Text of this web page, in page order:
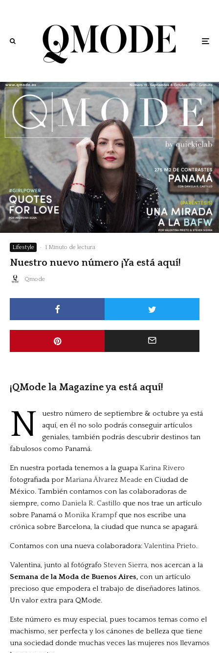
Lifestyle · 1 Minuto de lectura
Nuestro nuevo número ¡Ya está aquí!
Qmode
¡QMode la Magazine ya está aquí!
N
uestro número de septiembre & octubre ya está
aquí, en él no solo podrás conseguir artículos
geniales, también podrás descubrir destinos tan
fabulosos como Panamá.
En nuestra portada tenemos a la guapa Karina Rivero
fotografiada porMariana Álvarez Meade en Ciudad de
México. También contamos con las colaboradoras de
siempre, como Daniela R. Castillo que nos trae un artículo
sobre Panamá o Monika Krampfque nos escribe una
crónica sobre Barcelona, la ciudad que nunca se apagará.
Contamos con una nueva colaboradora:Valentina Prieto.
Valentina, junto al fotógrafo Steven Sierra, nos acercan a la
Semana de la Moda de Buenos Aires, con un artículo
precioso que empodera el trabajo de diseñadores latinos.
Un valor extra para QMode.
Este número es muy especial, pues tocamos temas como el
machismo, ser perfecta y los cánones de belleza que tiene
una sociedad donde muchas veces las mujeres nos llevamos